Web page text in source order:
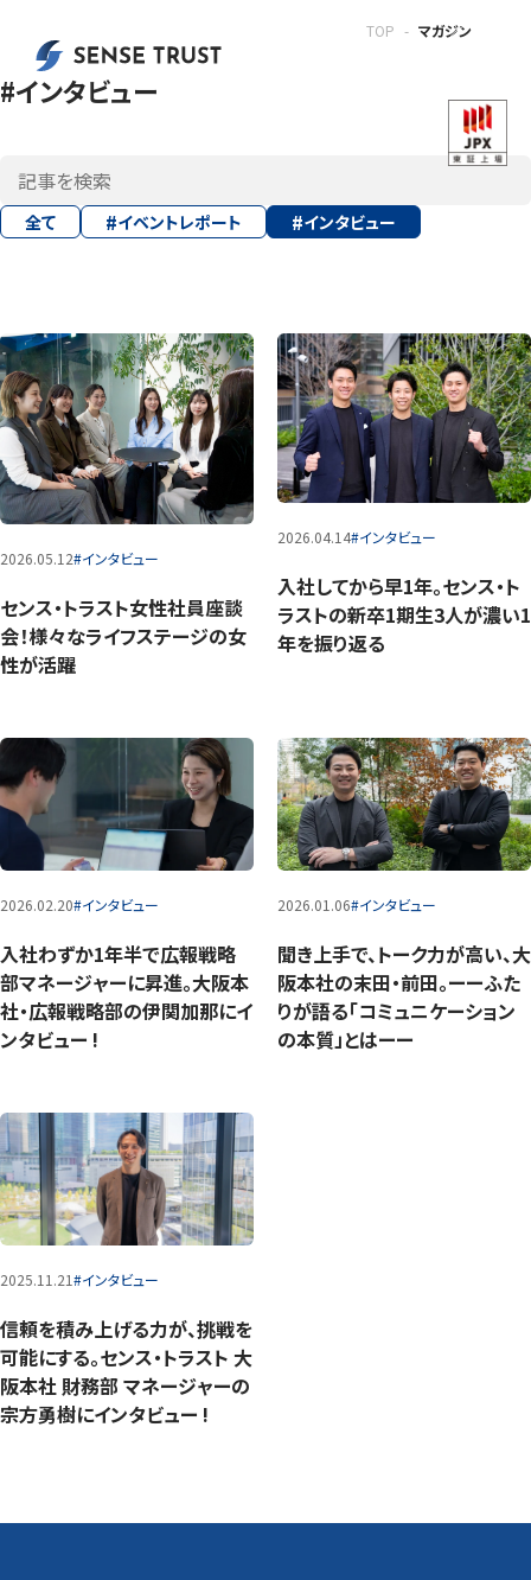
TOP マガジン
#インタビュー
全て イベントレポート インタビュー
2026.05.12#インタビュー
センス・トラスト女性社員座談
会！様々なライフステージの女
性が活躍
2026.04.14#インタビュー
入社してから早1年。センス・ト
ラストの新卒1期生3人が濃い1
年を振り返る
2026.02.20#インタビュー
入社わずか1年半で広報戦略
部マネージャーに昇進。大阪本
社・広報戦略部の伊関加那にイ
ンタビュー !
2026.01.06#インタビュー
聞き上手で、トーク力が高い、大
阪本社の末田・前田。ーーふた
りが語る「コミュニケーション
の本質」とはーー
2025.11.21#インタビュー
信頼を積み上げる力が、挑戦を
可能にする。センス・トラスト 大
阪本社 財務部 マネージャーの
宗方勇樹にインタビュー !